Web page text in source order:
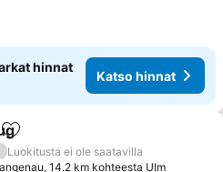
hinnat
Katso hinnat
Lisää suosikkeihin
Luokitusta ei ole saatavilla
14.2 km kohteesta Ulm